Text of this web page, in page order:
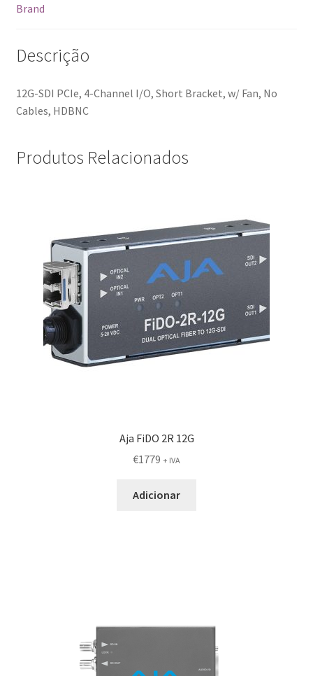
Brand
Descrição
12G-SDI PCIe, 4-Channel I/O, Short Bracket, w/ Fan, No
Cables, HDBNC
Produtos Relacionados
Aja FiDO 2R 12G
€1779 + IVA
Adicionar